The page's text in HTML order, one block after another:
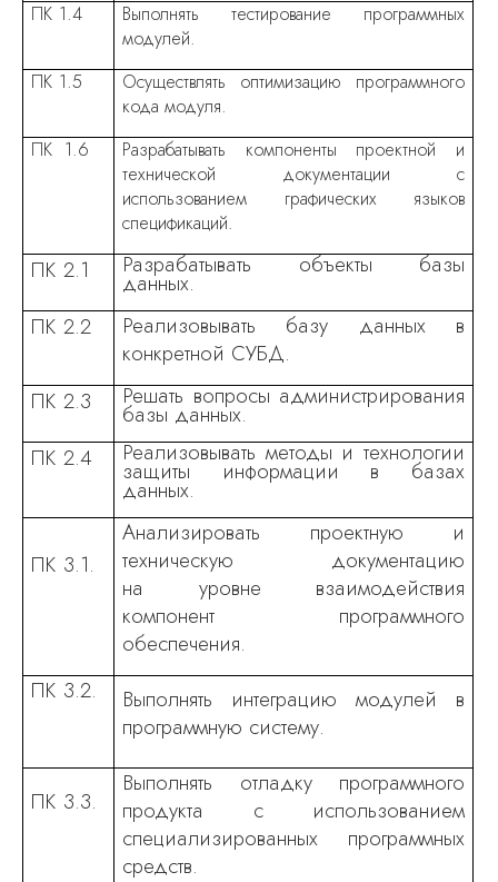
ПК 1.4
Выполнять тестирование программных
модулей.
ПК 1.5
Осуществлять оптимизацию программного
кода модуля.
ПК 1.6
Разрабатывать компоненты проектной и
технической документации с
использованием графических языков
спецификаций.
ПК 2.1 Разрабатывать объекты базы
данных.
ПК 2.2
Реализовывать базу данных в
конкретной СУБД.
ПК 2.3
Решать вопросы администрирования
базы данных.
ПК 2.4
Реализовывать методы и технологии
защиты информации в базах
данных.
ПК 3.1.
Анализировать проектную и
техническую документацию
на уровне взаимодействия
компонент программного
обеспечения.
ПК 3.2.
Выполнять интеграцию модулей в
программную систему.
ПК 3.3.
Выполнять отладку программного
продукта с использованием
специализированных программных
средств.